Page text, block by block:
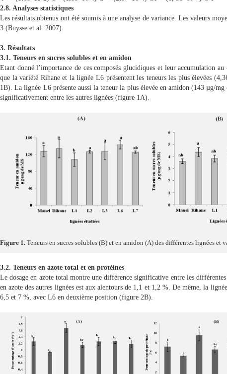
2.8. Analyses statistiques
Les résultats obtenus ont été soumis à une analyse de variance. Les valeurs
3 (Buysse et al. 2007).
3. Résultats
3.1. Teneurs en sucres solubles et en amidon
Etant donné l’importance de ces composés glucidiques et leur accumulation
que la variété Rihane et la lignée L6 présentent les teneurs les plus élevées
1B) . La lignée L6 présente aussi la teneur la plus élevée en amidon (143 µg/
significativement entre les autres lignées (figure 1A)
Figure 1. Teneurs en sucres solubles (B) et en amidon (A) des différentes lignées et
3.2. Teneurs en azote total et en protéines
Le dosage en azote total montre une différence significative entre les
en azote des autres lignées est aux alentours de 1,1 et 1,2 %. De même, la
6,5 et 7 %, avec L6 en deuxième position (figure 2B)